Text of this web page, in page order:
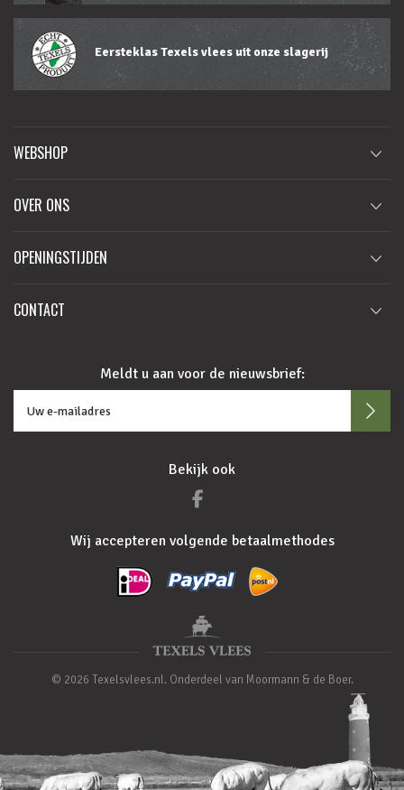
Eersteklas Texels vlees uit onze slagerij
WEBSHOP
OVER ONS
OPENINGSTIJDEN
CONTACT
Meldt u aan voor de nieuwsbrief:
Bekijk ook
Wij accepteren volgende betaalmethodes
© 2026 Texelsvlees.nl. Onderdeel van Moormann & de Boer.